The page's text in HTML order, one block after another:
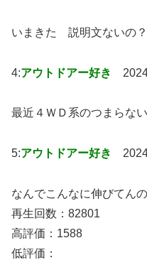
いまきた 説明文ないの？
4:アウトドアー好き
最近４ＷＤ系のつまらな
5:アウトドアー好き
なんでこんなに伸びてん
再生回数：82801
高評価：1588
低評価：